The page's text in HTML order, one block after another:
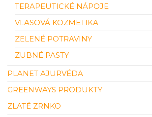
TERAPEUTICKÉ NÁPOJE
VLASOVÁ KOZMETIKA
ZELENÉ POTRAVINY
ZUBNÉ PASTY
PLANET AJURVÉDA
GREENWAYS PRODUKTY
ZLATÉ ZRNKO